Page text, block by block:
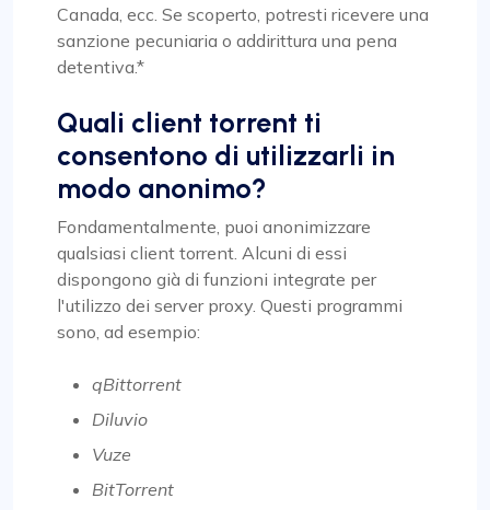
Canada, ecc. Se scoperto, potresti ricevere una
sanzione pecuniaria o addirittura una pena
detentiva.*
Quali client torrent ti
consentono di utilizzarli in
modo anonimo?
Fondamentalmente, puoi anonimizzare
qualsiasi client torrent. Alcuni di essi
dispongono già di funzioni integrate per
l'utilizzo dei server proxy. Questi programmi
sono, ad esempio:
qBittorrent
Diluvio
Vuze
BitTorrent